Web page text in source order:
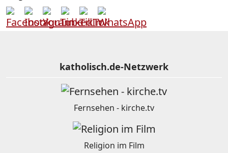
katholisch.de-Netzwerk
Fernsehen - kirche.tv
Religion im Film